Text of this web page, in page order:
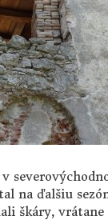
na ďalšiu
škáry, vrátane